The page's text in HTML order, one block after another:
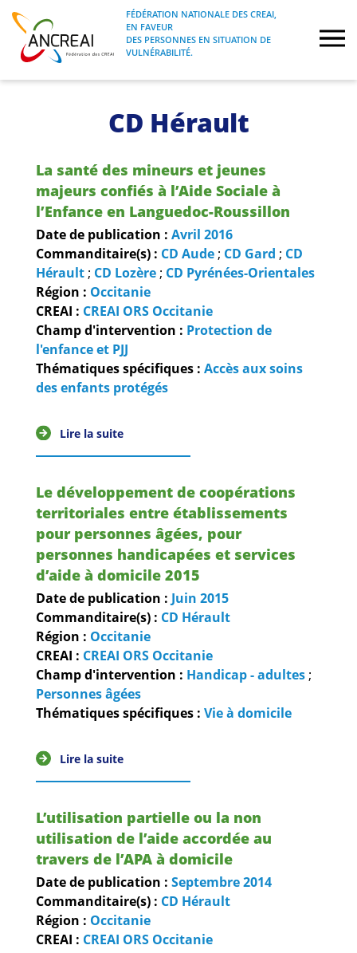
Skip
content
ANCREAI
FÉDÉRATION NATIONALE DES CREAI, EN
FAVEUR DES PERSONNES EN SITUATION
FÉDÉRATION NATIONALE DES CREAI,
EN FAVEUR
DES PERSONNES EN SITUATION DE
VULNÉRABILITÉ.
Journées nationales
Formations
Projets Fédéraux
Espace emploi
Guides et outils
ARSENE
CD Hérault
La santé des mineurs et jeunes
majeurs confiés à l’Aide Sociale à
l’Enfance en Languedoc-Roussillon
Date de publication : Avril 2016
Commanditaire(s) : CD Aude ; CD Gard ; CD
Hérault ; CD Lozère ; CD Pyrénées-Orientales
Région : Occitanie
CREAI : CREAI ORS Occitanie
Champ d'intervention : Protection de
l'enfance et PJJ
Thématiques spécifiques : Accès aux soins
des enfants protégés
Lire la suite
Le développement de coopérations
territoriales entre établissements
pour personnes âgées, pour
personnes handicapées et services
d’aide à domicile 2015
Date de publication : Juin 2015
Commanditaire(s) : CD Hérault
Région : Occitanie
CREAI : CREAI ORS Occitanie
Champ d'intervention : Handicap - adultes ;
Personnes âgées
Thématiques spécifiques : Vie à domicile
Lire la suite
L’utilisation partielle ou la non
utilisation de l’aide accordée au
travers de l’APA à domicile
Date de publication : Septembre2014
Commanditaire(s) : CD Hérault
Région : Occitanie
CREAI : CREAI ORS Occitanie